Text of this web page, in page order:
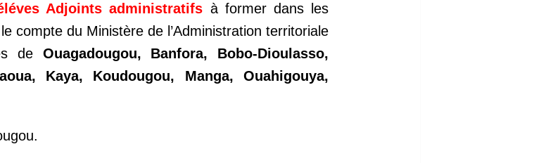
Adjoints administratifs à former dans les
compte du Ministère de l’Administration territoriale
de Ouagadougou, Banfora, Bobo-Dioulasso,
Kaya, Koudougou, Manga, Ouahigouya,